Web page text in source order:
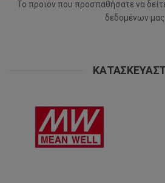
Το προϊόν που προσπαθήσατε να
δεδομένων μας.